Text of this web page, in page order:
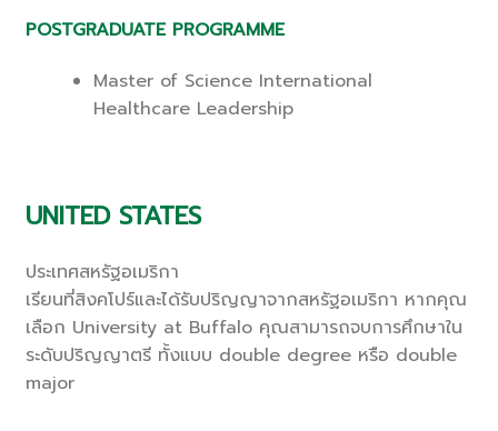
POSTGRADUATE PROGRAMME
Master of Science International
Healthcare Leadership
UNITED STATES
ประเทศสหรัฐอเมริกา
เรียนที่สิงคโปร์และได้รับปริญญาจากสหรัฐอเมริกา หากคุณ
เลือก University at Buffalo คุณสามารถจบการศึกษาใน
ระดับปริญญาตรี ทั้งแบบ double degree หรือ double
major